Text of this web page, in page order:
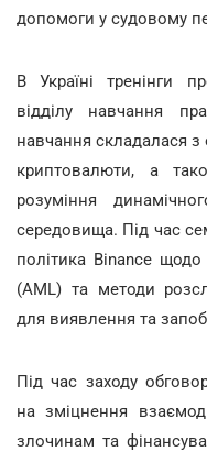
допомоги у судовому
В Україні тренінги
відділу навчання
навчання складалася з
криптовалюти, а
розуміння
середовища. Під час
політика Binance
(AML) та методи
для виявлення та
Під час заходу
на зміцнення
злочинам та